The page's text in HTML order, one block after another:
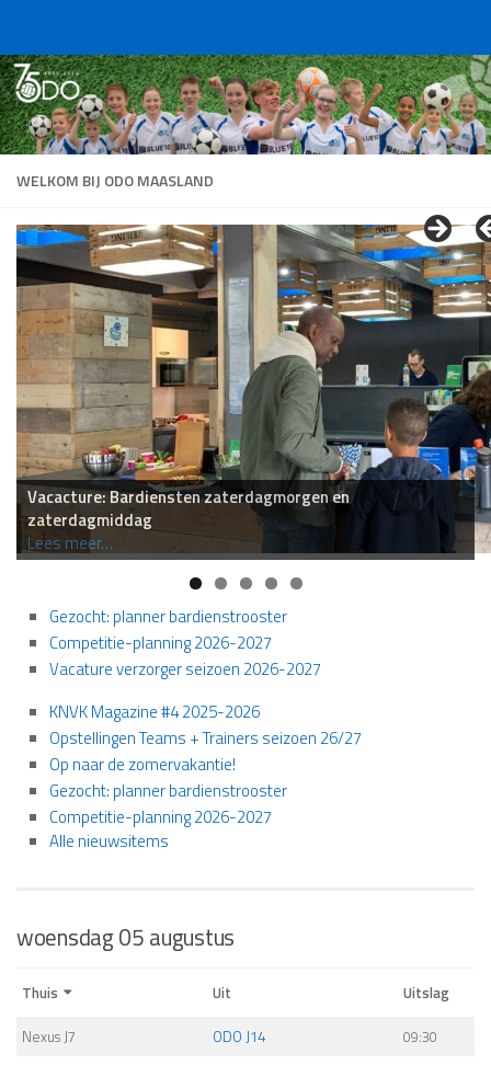
WELKOM BIJ ODO MAASLAND
Vacacture: Bardiensten zaterdagmorgen en
zaterdagmiddag
Lees meer…
Competitie-planning 2026-2027
Lees meer…
maaltijden ODO 1
Lees meer…
Fit blijven bij ODO — De donderdag-shortcut
Lees meer…
Voor iedereen: seizoensafsluiting met de viskraam
Lees meer…
Gezocht: planner bardienstrooster
Competitie-planning 2026-2027
Vacature verzorger seizoen 2026-2027
KNVK Magazine #4 2025-2026
Opstellingen Teams + Trainers seizoen 26/27
Op naar de zomervakantie!
Gezocht: planner bardienstrooster
Competitie-planning 2026-2027
Alle nieuwsitems
woensdag 05 augustus
Thuis Uit
Uitslag
Nexus J7
ODO J14 09:30